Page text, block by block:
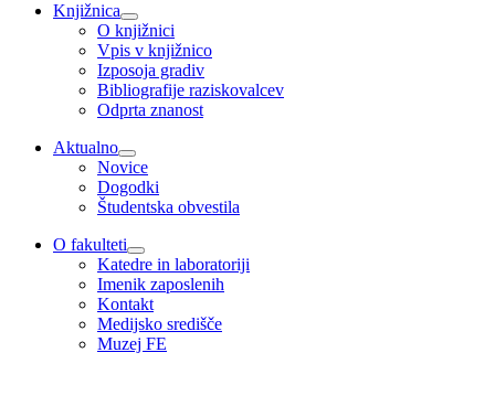
Knjižnica
O knjižnici
Vpis v knjižnico
Izposoja gradiv
Bibliografije raziskovalcev
Odprta znanost
Aktualno
Novice
Dogodki
Študentska obvestila
O fakulteti
Katedre in laboratoriji
Imenik zaposlenih
Kontakt
Medijsko središče
Muzej FE